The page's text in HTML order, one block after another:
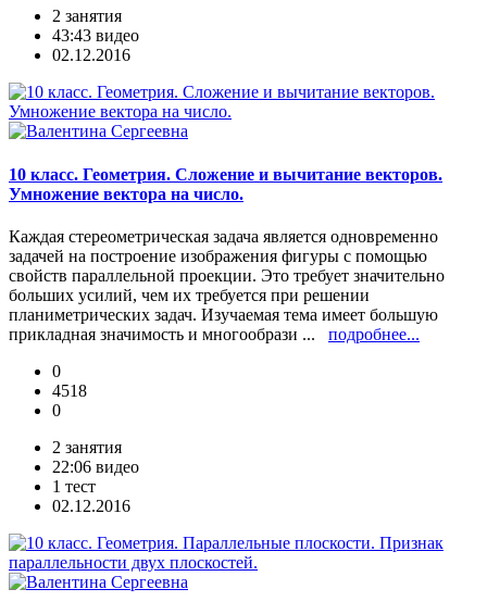
2 занятия
43:43 видео
02.12.2016
10 класс. Геометрия. Сложение и вычитание векторов.
Умножение вектора на число.
Каждая стереометрическая задача является одновременно
задачей на построение изображения фигуры с помощью
свойств параллельной проекции. Это требует значительно
больших усилий, чем их требуется при решении
планиметрических задач. Изучаемая тема имеет большую
прикладная значимость и многообрази ... подробнее...
0
4518
0
2 занятия
22:06 видео
1 тест
02.12.2016